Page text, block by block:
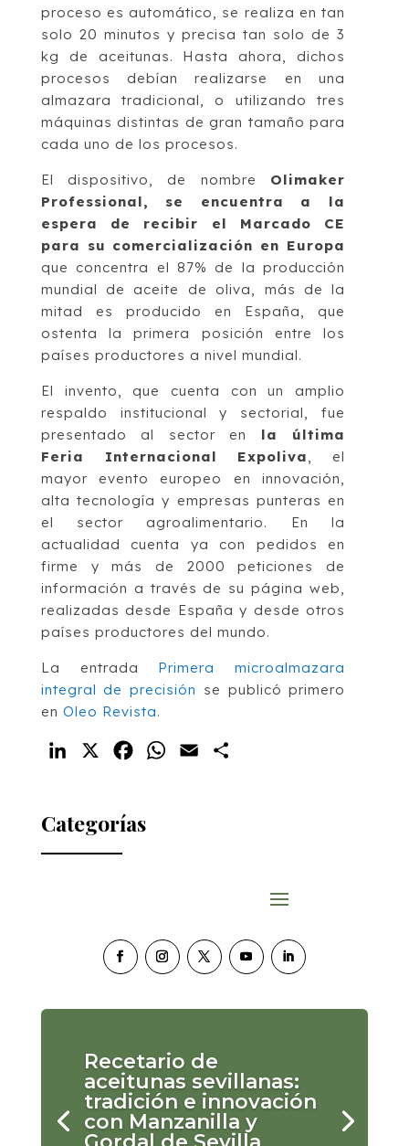
proceso es automático, se realiza en tan
solo 20 minutos y precisa tan solo de 3
kg de aceitunas. Hasta ahora, dichos
procesos debían realizarse en una
almazara tradicional, o utilizando tres
máquinas distintas de gran tamaño para
cada uno de los procesos.
El dispositivo, de nombre Olimaker
Professional,
se encuentra a la
espera de recibir el Marcado CE
para su comercialización en Europa
que concentra el 87% de la producción
mundial de aceite de oliva, más de la
mitad es producido en España, que
ostenta la primera posición entre los
países productores a nivel mundial.
El invento, que cuenta con un amplio
respaldo institucional y sectorial, fue
presentado al sector en la última
Feria Internacional Expoliva
, el
mayor evento europeo en innovación,
alta tecnología y empresas punteras en
el sector agroalimentario. En la
actualidad cuenta ya con pedidos en
firme y más de 2000 peticiones de
información a través de su página web,
realizadas desde España y desde otros
países productores del mundo.
La entrada Primera microalmazara
integral de precisión se publicó primero
en Oleo Revista.
LinkedIn FacebookWhatsApp
Email
Categorías
Recetario de
aceitunas sevillanas:
tradición e innovación
con Manzanilla y